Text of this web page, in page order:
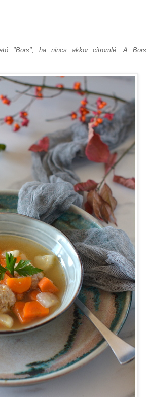
"Bors", ha nincs akkor citromlé. A Bors